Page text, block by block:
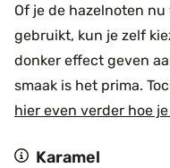
Of je de hazelnoten
gebruikt, kun je zelf
donker effect geven
smaak is het prima.
hier even verder hoe
Karamel